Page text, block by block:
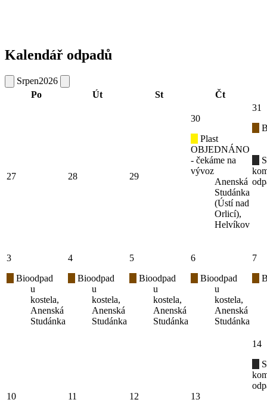
Kalendář odpadů
Srpen2026
Po
Út St Čt
27 28 29
30
Plast
OBJEDNÁNO
- čekáme na
vývoz
Anenská
Studánka
(Ústí nad
Orlicí),
Helvíkov
31
3
Bioodpad
u
kostela,
Anenská
Studánka
4
Bioodpad
u
kostela,
Anenská
Studánka
5
Bioodpad
u
kostela,
Anenská
Studánka
6
Bioodpad
u
kostela,
Anenská
Studánka
7
10 11 12 13
14